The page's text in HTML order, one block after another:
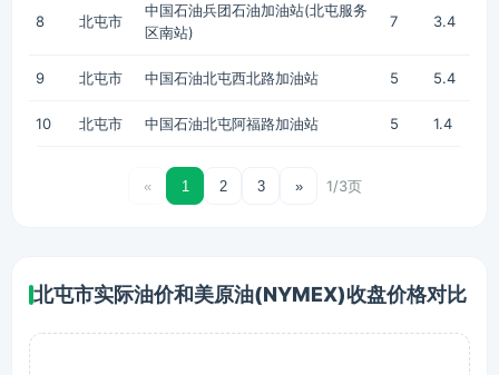
8 北屯市
中国石油兵团石油加油站(北屯服务
区南站)
7 3.4
9 北屯市 中国石油北屯西北路加油站 5 5.4
10 北屯市 中国石油北屯阿福路加油站 5 1.4
« 1 2 3 » 1/3页
北屯市实际油价和美原油(NYMEX)收盘价格对比